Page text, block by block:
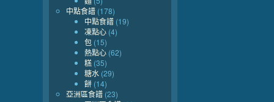
中點食譜 (178)
中點食譜 (19)
凍點心 (4)
包 (15)
熱點心 (62)
糕 (35)
糖水 (29)
餅 (14)
亞洲區食譜 (23)